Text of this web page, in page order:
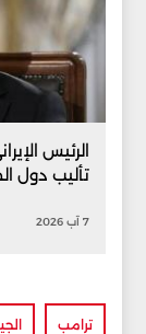
الرئيس
تأليب دول
7 آب 2026
ترامب